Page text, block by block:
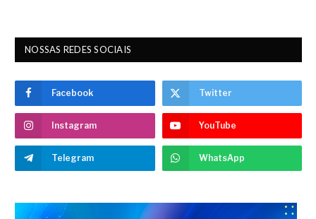
NOSSAS REDES SOCIAIS
Facebook Twitter
Instagram YouTube
Telegram WhatsApp